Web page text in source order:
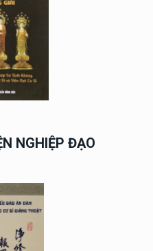
NGHIỆP ĐẠO